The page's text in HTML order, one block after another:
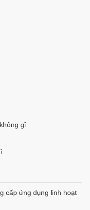
gỉ
cấp ứng dụng linh hoạt